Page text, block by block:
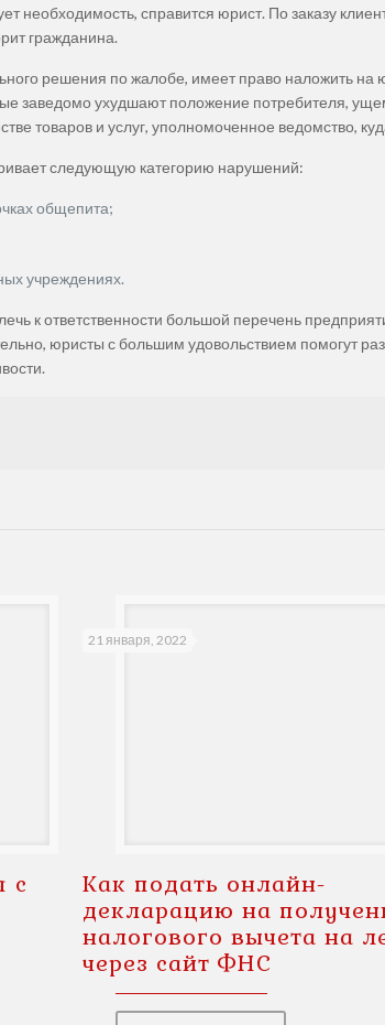
необходимость, справится юрист. По заказу
гражданина.
решения по жалобе, имеет право наложить
заведомо ухудшают положение потребителя,
товаров и услуг, уполномоченное ведомство,
следующую категорию нарушений:
общепита;
учреждениях.
к ответственности большой перечень
юристы с большим удовольствием помогут
с
21 января, 2022
Как подать онлайн-
декларацию на
налогового вычета на
через сайт ФНС